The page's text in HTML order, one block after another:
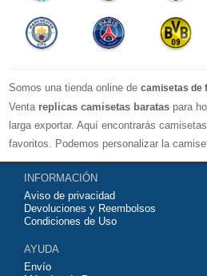
Somos una tienda online de camisetas de
Venta replicas camisetas baratas para
larga exportar. Aquí encontrarás
favoritos. Podemos personalizar la
quieras. Nuestrascamisetas de futbol
tailandesa por lo que estamos
con ella. Estas camisetas tienen un tejido
servirán para jugar al fútbol o
contáctanos y haremos lo posible para
posible.
INFORMACIÓN
Aviso de privacidad
Devoluciones y Reembolsos
Condiciones de Uso
AYUDA
Envío